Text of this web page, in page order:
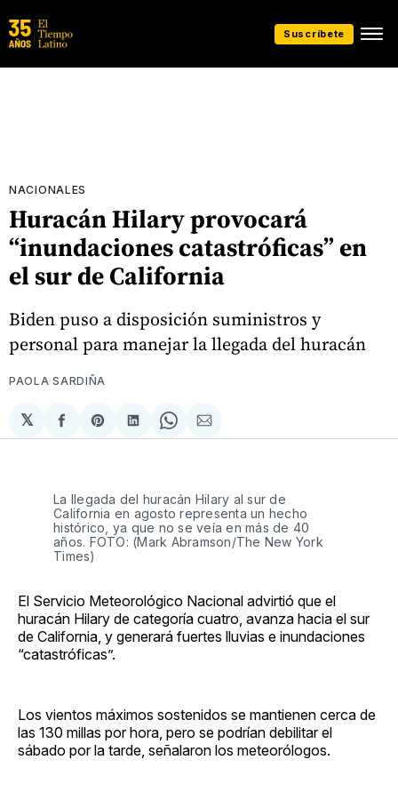
Suscríbete
NACIONALES
Huracán Hilary provocará
“inundaciones catastróficas” en
el sur de California
Biden puso a disposición suministros y
personal para manejar la llegada del huracán
PAOLA SARDIÑA
𝕏
Compartir
en
Share
on
Compartir
en
Share
on
Compartir
via
La llegada del huracán Hilary al sur de
California en agosto representa un hecho
histórico, ya que no se veía en más de 40
años. FOTO: (Mark Abramson/The New York
Times)
El Servicio Meteorológico Nacional advirtió que el
huracán Hilary de categoría cuatro, avanza hacia el sur
de California, y generará fuertes lluvias e inundaciones
“catastróficas”.
Los vientos máximos sostenidos se mantienen cerca de
las 130 millas por hora, pero se podrían debilitar el
sábado por la tarde, señalaron los meteorólogos.